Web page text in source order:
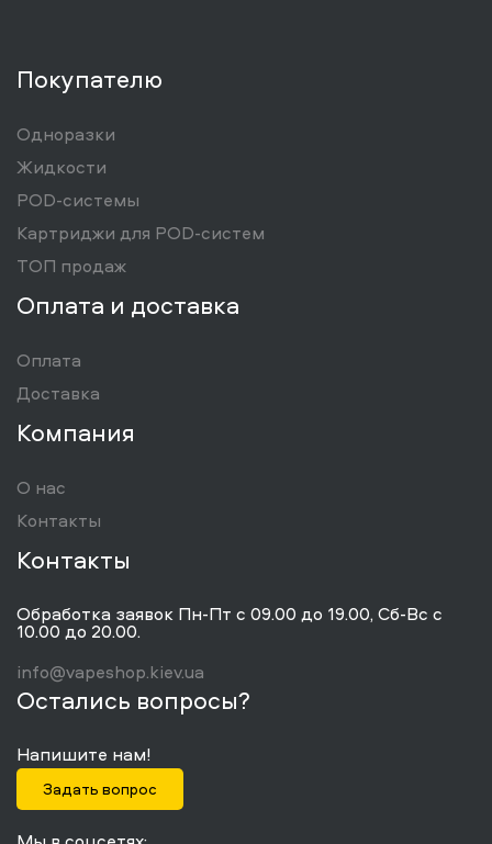
Покупателю
Одноразки
Жидкости
POD-системы
Картриджи для POD-систем
ТОП продаж
Оплата и доставка
Оплата
Доставка
Компания
О нас
Контакты
Контакты
Обработка заявок Пн-Пт с 09.00 до 19.00, Сб-Вс с
10.00 до 20.00.
info@vapeshop.kiev.ua
Остались вопросы?
Напишите нам!
Задать вопрос